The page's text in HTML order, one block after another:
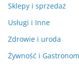
Sklepy i sprzedaż
Usługi i Inne
Zdrowie i uroda
Żywność i